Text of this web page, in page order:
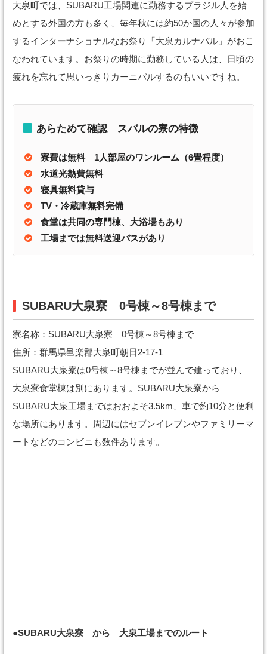
大泉町では、SUBARU工場関連に勤務するブラジル人を始
めとする外国の方も多く、毎年秋には約50か国の人々が参加
するインターナショナルなお祭り「大泉カルナバル」がおこ
なわれています。お祭りの時期に勤務している人は、日頃の
疲れを忘れて思いっきりカーニバルするのもいいですね。
あらためて確認 スバルの寮の特徴
寮費は無料 1人部屋のワンルーム（6畳程度）
水道光熱費無料
寝具無料貸与
TV・冷蔵庫無料完備
食堂は共同の専門棟、大浴場もあり
工場までは無料送迎バスがあり
SUBARU大泉寮 0号棟～8号棟まで
寮名称：SUBARU大泉寮 0号棟～8号棟まで
住所：群馬県邑楽郡大泉町朝日2-17-1
SUBARU大泉寮は0号棟～8号棟までが並んで建っており、
大泉寮食堂棟は別にあります。SUBARU大泉寮から
SUBARU大泉工場まではおおよそ3.5km、車で約10分と便利
な場所にあります。周辺にはセブンイレブンやファミリーマ
ートなどのコンビニも数件あります。
●SUBARU大泉寮 から 大泉工場までのルート